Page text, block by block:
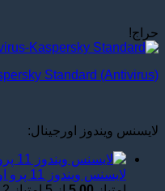
حراج!
Standard (Antivirus)
لایسنس ویندوز اورجینال:
لایسنس ویندوز 11 پرو اورجینال | Windows 11 Pro